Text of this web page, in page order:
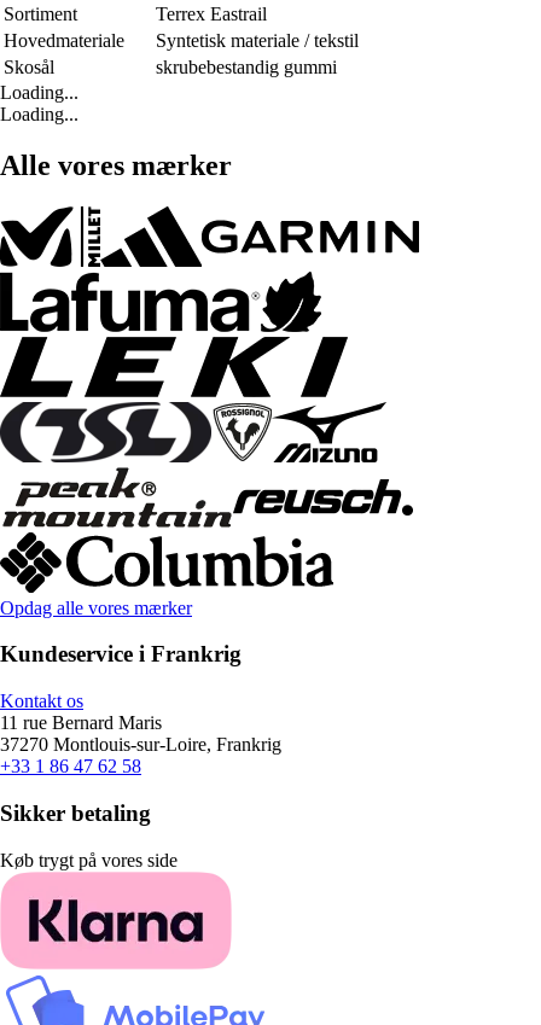
Sortiment
Terrex Eastrail
Hovedmateriale
Syntetisk materiale / tekstil
Skosål
skrubebestandig gummi
Loading...
Loading...
Alle vores mærker
Opdag alle vores mærker
Kundeservice i Frankrig
Kontakt os
11 rue Bernard Maris
37270 Montlouis-sur-Loire, Frankrig
+33 1 86 47 62 58
Sikker betaling
Køb trygt på vores side